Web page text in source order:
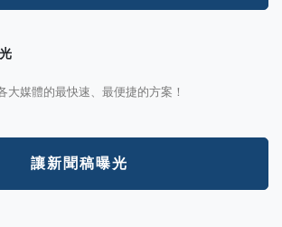
大媒體的最快速、最便捷的方案！
讓新聞稿曝光